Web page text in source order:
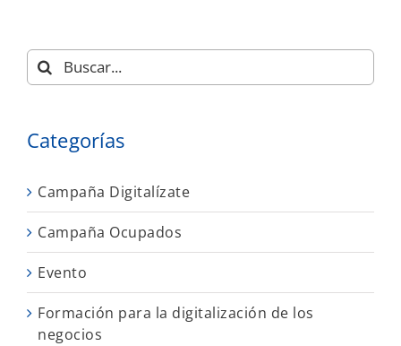
Buscar:
Categorías
Campaña Digitalízate
Campaña Ocupados
Evento
Formación para la digitalización de los
negocios